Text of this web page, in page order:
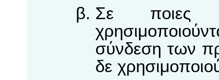
Σε ποιες
σύνδεση των
δε